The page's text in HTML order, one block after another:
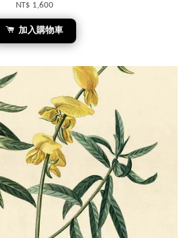
NT$ 1,600
加入購物車